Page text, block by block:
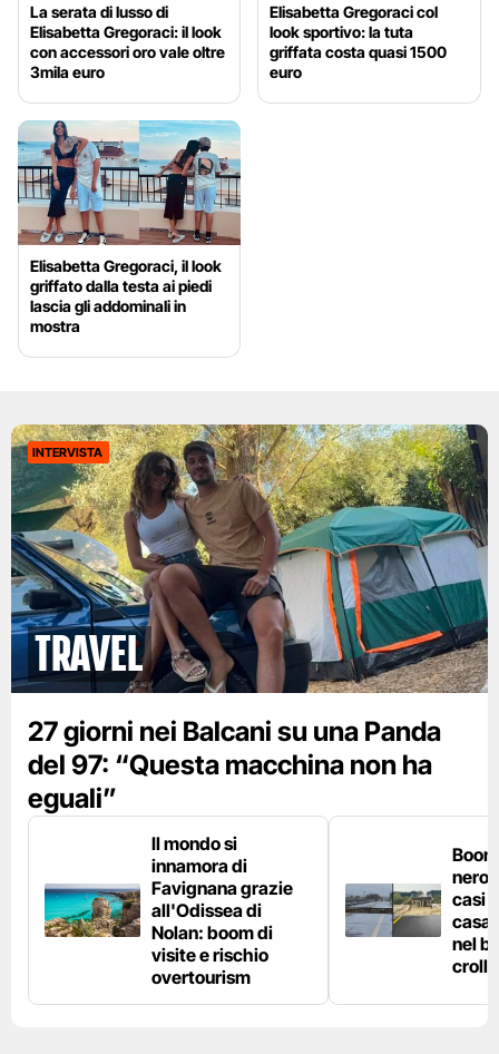
La serata di lusso di
Elisabetta Gregoraci: il look
con accessori oro vale oltre
3mila euro
Elisabetta Gregoraci col
look sportivo: la tuta
griffata costa quasi 1500
euro
Elisabetta Gregoraci, il look
griffato dalla testa ai piedi
lascia gli addominali in
mostra
INTERVISTA
Travel
27 giorni nei Balcani su una Panda
del 97: “Questa macchina non ha
eguali”
Il mondo si
innamora di
Favignana grazie
all'Odissea di
Nolan: boom di
visite e rischio
overtourism
nero
casi
casa
nel